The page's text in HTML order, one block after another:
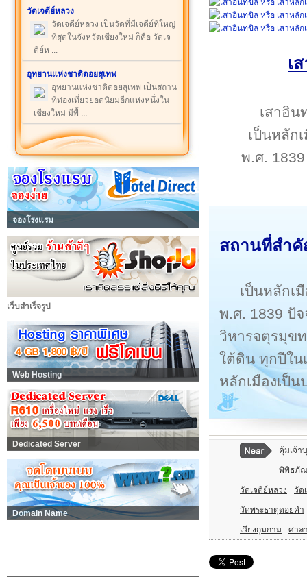
วัดเจดีย์หลวง
วัดเจดีย์หลวง เป็นวัดที่มีเจดีย์ที่ใหญ่
ที่สุดในจังหวัดเชียงใหม่ ก็คือ วัดเจ
ดีย์ห ...
อุทยานแห่งชาติดอยสุเทพ
อุทยานแห่งชาติดอยสุเทพ เป็นสถาน
ที่ท่องเที่ยวยอดนิยมอีกแห่งหนึ่งใน
เชียงใหม่ มีพื้ ...
จองโรงแรม
เว็บสำเร็จรูป
Web Hosting
Dedicated Server
Domain Name
เ
เสาอิน
เป็นหลัก
พ.ศ.
สถานที่สำ
เป็นหลักเ
พ.ศ. 1839 ปั
วิหารจตุรมุข
ใต้ดิน ทุกปีใน
หลักเมืองเป็น
คุ้มเจ้า
พิพิธภัณ
วัดเจดีย์หลวง วัด
วัดพระธาตุดอยคำ
เวียงกุมกาม ศาล